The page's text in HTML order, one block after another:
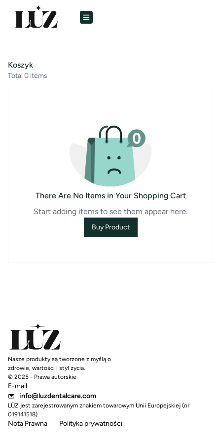
Koszyk
Total 0 items
There Are No Items in Your Shopping Cart
Start adding items to see them appear here.
Buy Product
E-mail
info@luzdentalcare.com
LŪZ jest zarejestrowanym znakiem towarowym Unii Europejskiej (nr
019141518).
Nota Prawna Polityka prywatności
Nasze produkty są tworzone z myślą o
zdrowie, wartości i styl życia.
© 2025 - Prawa autorskie